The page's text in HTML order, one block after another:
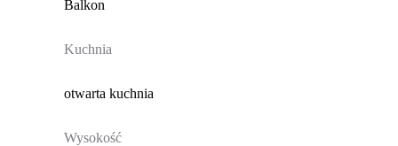
Balkon
Kuchnia
otwarta kuchnia
Wysokość